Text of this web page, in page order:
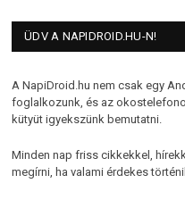
ÜDV A NAPIDROID.HU-N!
A NapiDroid.hu nem csak egy
foglalkozunk, és az
kütyüt igyekszünk bemutatni.
Minden nap friss cikkekkel,
megírni, ha valami érdekes